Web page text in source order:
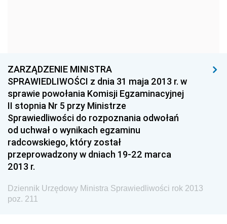
Dziennik Urzędowy Urzędu Ochrony Konkurencji i
Konsumentów
Dziennik Urzędowy Ministra Pracy i Polityki
Społecznej
Dziennik Urzędowy Ministra Spraw Zagranicznych
Dziennik Urzędowy Urzędu Lotnictwa Cywilnego
Dziennik Urzędowy Komisji Nadzoru Finansowego
Dziennik Urzędowy Ministerstwa Hutnictwa i
Przemysłu Maszynowego
ZARZĄDZENIE MINISTRA
SPRAWIEDLIWOŚCI z dnia 31 maja 2013 r. w
sprawie powołania Komisji Egzaminacyjnej
II stopnia Nr 5 przy Ministrze
Sprawiedliwości do rozpoznania odwołań
od uchwał o wynikach egzaminu
radcowskiego, który został
przeprowadzony w dniach 19-22 marca
2013 r.
Dziennik Urzędowy Ministra Sprawiedliwości rok 2013
poz. 211